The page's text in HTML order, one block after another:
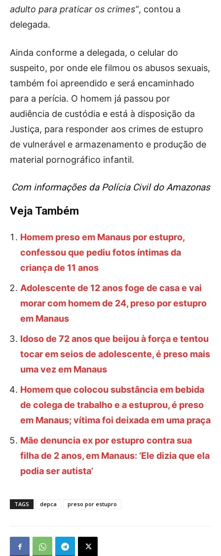
adulto para praticar os crimes”, contou a
delegada.
Ainda conforme a delegada, o celular do
suspeito, por onde ele filmou os abusos sexuais,
também foi apreendido e será encaminhado
para a perícia. O homem já passou por
audiência de custódia e está à disposição da
Justiça, para responder aos crimes de estupro
de vulnerável e armazenamento e produção de
material pornográfico infantil.
Com informações da Polícia Civil do Amazonas
Veja Também
Homem preso em Manaus por estupro,
confessou que pediu fotos íntimas da
criança de 11 anos
Adolescente de 12 anos foge de casa e vai
morar com homem de 24, preso por estupro
em Manaus
Idoso de 72 anos que beijou à força e tentou
tocar em seios de adolescente, é preso mais
uma vez em Manaus
Homem que colocou substância em bebida
de colega de trabalho e a estuprou, é preso
em Manaus; vítima foi deixada em uma praça
Mãe denuncia ex por estupro contra sua
filha de 2 anos, em Manaus: ‘Ele dizia que ela
podia ser autista’
TAGS depca preso por estupro